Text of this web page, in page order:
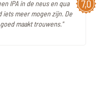
7,0
IPA in de neus en qua
iets meer mogen zijn. De
maakt trouwens."